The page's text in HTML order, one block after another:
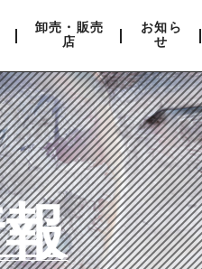
卸売・販売
店
お知ら
せ